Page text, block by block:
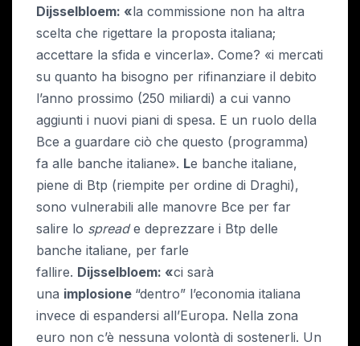
Dijsselbloem: «la commissione non ha altra
scelta che rigettare la proposta italiana;
accettare la sfida e vincerla». Come? «i mercati
su quanto ha bisogno per rifinanziare il debito
l’anno prossimo (250 miliardi) a cui vanno
aggiunti i nuovi piani di spesa. E un ruolo della
Bce a guardare ciò che questo (programma)
fa alle banche italiane». Le banche italiane,
piene di Btp (riempite per ordine di Draghi),
sono vulnerabili alle manovre Bce per far
salire lo spreade deprezzare i Btp delle
banche italiane, per farle
fallire. Dijsselbloem: «ci sarà
una implosione “dentro” l’economia italiana
invece di espandersi all’Europa. Nella zona
euro non c’è nessuna volontà di sostenerli. Un